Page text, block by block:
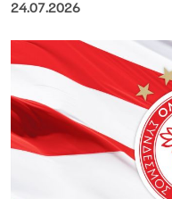
24.07.2026